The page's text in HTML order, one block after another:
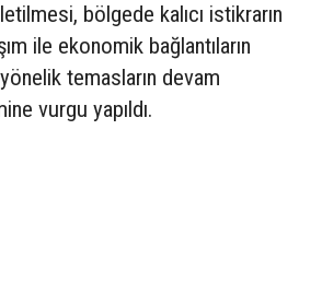
bölgede kalıcı istikrarın
ile ekonomik bağlantıların
temasların devam
vurgu yapıldı.